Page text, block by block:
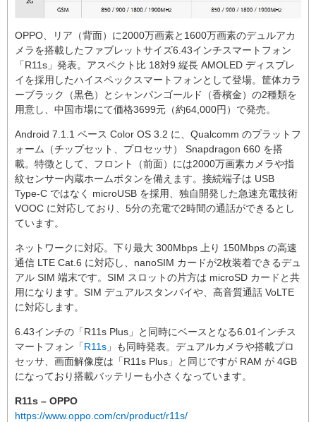
OPPO、リア（背面）に2000万画素と1600万画素のデュルアカ
メラを搭載したファブレットサイズ6.43インチスマートフォン
「R11s」発表。アスペクト比 18対9 縦長 AMOLED ディスプレ
イを採用したハイスペックスマートフォンとして登場。筐体カラ
ーブラック（黒色）とシャンパンゴールド（香檳金）の2種類を
用意し、中国市場にて価格3699元（約64,000円）で発売。
Android 7.1.1 ベース Color OS 3.2 に、Qualcomm のプラットフ
ォーム（チップセット、プロセッサ） Snapdragon 660 を搭
載。特徴として、フロント（前面）には2000万画素カメラや指
紋センサー内蔵ホームボタンを備えます。接続端子は USB
Type-C ではなく microUSB を採用、独自開発した急速充電技術
VOOC に対応しており、5分の充電で2時間の通話ができるとし
ています。
ネットワークに対応。下り最大 300Mbps 上り 150Mbps の高速
通信 LTE Cat.6 に対応し、nanoSIM カードが2枚装着できるデュ
アル SIM 端末です。SIM スロットの片方は microSD カードと共
用になります。SIM デュアルスタンバイや、高音質通話 VoLTE
に対応します。
6.43インチの「R11s Plus」と同時にベースとなる6.01インチス
マートフォン「R11s 」も同時発表。デュアルカメラや搭載プロ
セッサ、画面解像度は「R11s Plus」と同じですが RAM が 4GB
になっており搭載バッテリーも小さくなっています。
R11s – OPPO
https://www.oppo.com/cn/product/r11s/